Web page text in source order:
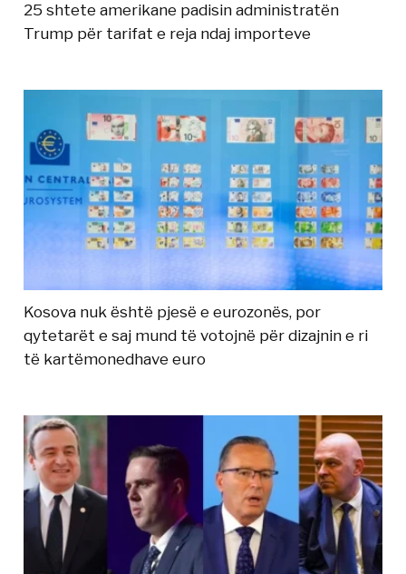
25 shtete amerikane padisin administratën
Trump për tarifat e reja ndaj importeve
Kosova nuk është pjesë e eurozonës, por
qytetarët e saj mund të votojnë për dizajnin e ri
të kartëmonedhave euro